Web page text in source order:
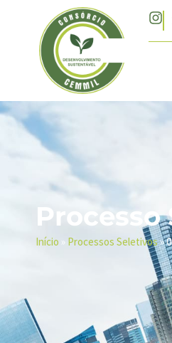
Processo
Início » Processos Seletivos»